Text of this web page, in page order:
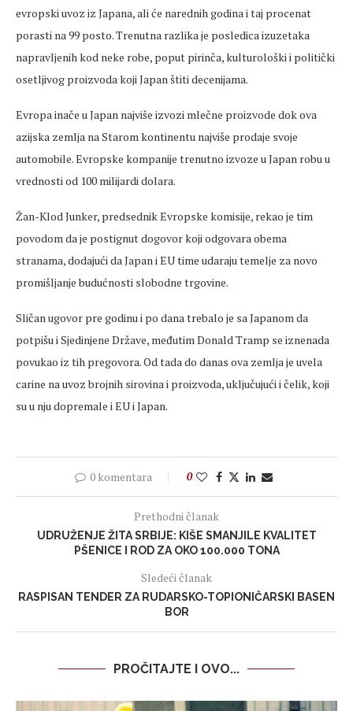
evropski uvoz iz Japana, ali će narednih godina i taj procenat
porasti na 99 posto. Trenutna razlika je posledica izuzetaka
napravljenih kod neke robe, poput pirinča, kulturološki i politički
osetljivog proizvoda koji Japan štiti decenijama.
Evropa inače u Japan najviše izvozi mlečne proizvode dok ova
azijska zemlja na Starom kontinentu najviše prodaje svoje
automobile. Evropske kompanije trenutno izvoze u Japan robu u
vrednosti od 100 milijardi dolara.
Žan-Klod Junker, predsednik Evropske komisije, rekao je tim
povodom da je postignut dogovor koji odgovara obema
stranama, dodajući da Japan i EU time udaraju temelje za novo
promišljanje budućnosti slobodne trgovine.
Sličan ugovor pre godinu i po dana trebalo je sa Japanom da
potpišu i Sjedinjene Države, međutim Donald Tramp se iznenada
povukao iz tih pregovora. Od tada do danas ova zemlja je uvela
carine na uvoz brojnih sirovina i proizvoda, uključujući i čelik, koji
su u nju dopremale i EU i Japan.
0 komentara 0
Prethodni članak
UDRUŽENJE ŽITA SRBIJE: KIŠE SMANJILE KVALITET
PŠENICE I ROD ZA OKO 100.000 TONA
Sledeći članak
RASPISAN TENDER ZA RUDARSKO-TOPIONIČARSKI BASEN
BOR
PROČITAJTE I OVO...